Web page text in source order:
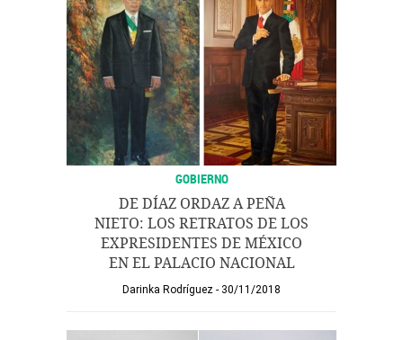
GOBIERNO
DE DÍAZ ORDAZ A PEÑA
NIETO: LOS RETRATOS DE LOS
EXPRESIDENTES DE MÉXICO
EN EL PALACIO NACIONAL
Darinka Rodríguez 30/11/2018